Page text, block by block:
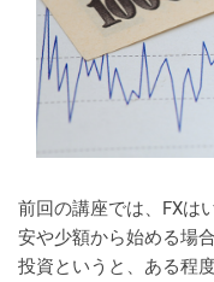
前回の講座では、FXは
安や少額から始める場
投資というと、ある程